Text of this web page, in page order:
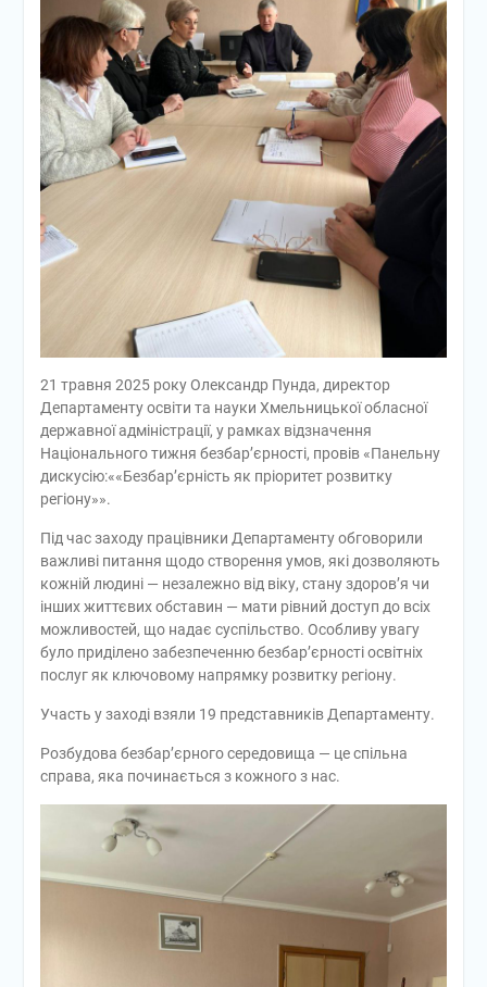
21 травня 2025 року Олександр Пунда, директор
Департаменту освіти та науки Хмельницької обласної
державної адміністрації, у рамках відзначення
Національного тижня безбар’єрності, провів «Панельну
дискусію:««Безбар’єрність як пріоритет розвитку
регіону»».
Під час заходу працівники Департаменту обговорили
важливі питання щодо створення умов, які дозволяють
кожній людині — незалежно від віку, стану здоровʼя чи
інших життєвих обставин — мати рівний доступ до всіх
можливостей, що надає суспільство. Особливу увагу
було приділено забезпеченню безбар’єрності освітніх
послуг як ключовому напрямку розвитку регіону.
Участь у заході взяли 19 представників Департаменту.
Розбудова безбар’єрного середовища — це спільна
справа, яка починається з кожного з нас.